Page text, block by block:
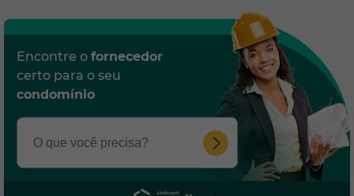
Encontre o fornecedor
certo para o seu
condomínio